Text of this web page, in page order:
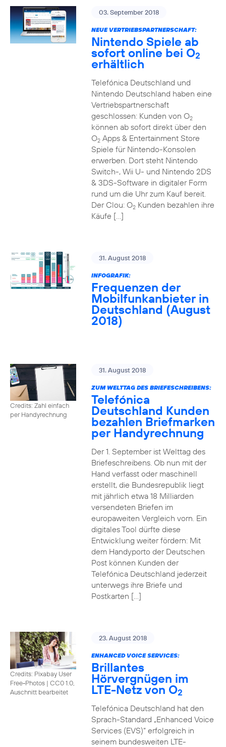
03. September 2018
NEUE VERTRIEBSPARTNERSCHAFT:
Nintendo Spiele ab
sofort online bei O2
erhältlich
Telefónica Deutschland und
Nintendo Deutschland haben eine
Vertriebspartnerschaft
geschlossen: Kunden von O2
können ab sofort direkt über den
O2Apps & Entertainment Store
Spiele für Nintendo-Konsolen
erwerben. Dort steht Nintendo
Switch-, Wii U- und Nintendo 2DS
& 3DS-Software in digitaler Form
rund um die Uhr zum Kauf bereit.
Der Clou: O2Kunden bezahlen ihre
Käufe […]
31. August 2018
INFOGRAFIK:
Frequenzen der
Mobilfunkanbieter in
Deutschland (August
2018)
Credits: Zahl einfach
per Handyrechnung
31. August 2018
ZUM WELTTAG DES BRIEFESCHREIBENS:
Telefónica
Deutschland Kunden
bezahlen Briefmarken
per Handyrechnung
Der 1. September ist Welttag des
Briefeschreibens. Ob nun mit der
Hand verfasst oder maschinell
erstellt, die Bundesrepublik liegt
mit jährlich etwa 18 Milliarden
versendeten Briefen im
europaweiten Vergleich vorn. Ein
digitales Tool dürfte diese
Entwicklung weiter fördern: Mit
dem Handyporto der Deutschen
Post können Kunden der
Telefónica Deutschland jederzeit
unterwegs ihre Briefe und
Postkarten […]
Credits: Pixabay User
Free-Photos | CC0 1.0,
Auschnitt bearbeitet
23. August 2018
ENHANCED VOICE SERVICES:
Brillantes
Hörvergnügen im
LTE-Netz von O2
Telefónica Deutschland hat den
Sprach-Standard „Enhanced Voice
Services (EVS)“ erfolgreich in
seinem bundesweiten LTE-